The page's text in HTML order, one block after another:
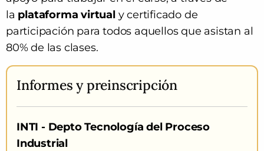
la plataforma virtual ycertificado de
participación para todos aquellos que asistan al
80% de las clases.
Informesy preinscripción
INTI - Depto Tecnología del Proceso
Industrial